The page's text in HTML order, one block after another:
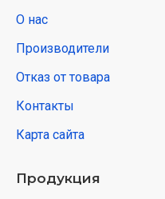
О нас
Производители
Отказ от товара
Контакты
Карта сайта
Продукция